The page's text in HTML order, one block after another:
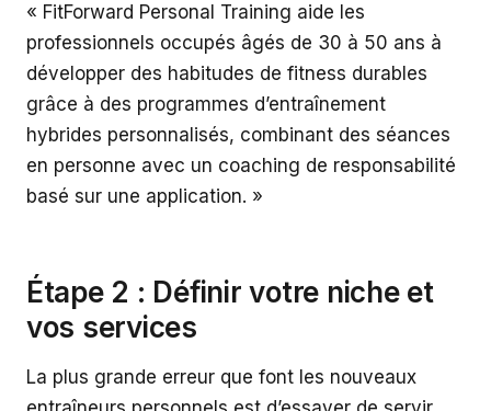
« FitForward Personal Training aide les
professionnels occupés âgés de 30 à 50 ans à
développer des habitudes de fitness durables
grâce à des programmes d’entraînement
hybrides personnalisés, combinant des séances
en personne avec un coaching de responsabilité
basé sur une application. »
Étape 2 : Définir votre niche et
vos services
La plus grande erreur que font les nouveaux